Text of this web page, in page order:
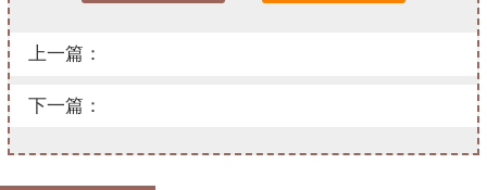
上一篇：
下一篇：